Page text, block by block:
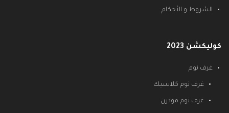
الشروط و الأحكام
كوليكشن 2023
غرف نوم
غرف نوم كلاسيك
غرف نوم مودرن